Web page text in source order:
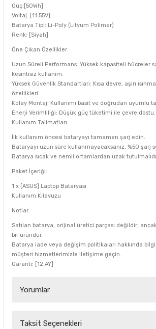
Güç:[50Wh]
Voltaj: [11.55V]
Batarya Tipi: Li-Poly (Lityum Polimer)
Renk: [Siyah]
Öne Çıkan Özellikler:
Uzun Süreli Performans: Yüksek kapasiteli hücreler
kesintisiz kullanım.
Yüksek Güvenlik Standartları: Kısa devre, aşırı
özellikleri.
Kolay Montaj: Kullanımı basit ve doğrudan uyumlu
Enerji Verimliliği: Düşük güç tüketimi ile çevre dostu.
Kullanım Talimatları:
İlk kullanım öncesi bataryayı tamamen şarj edin.
Bataryayı uzun süre kullanmayacaksanız, %50 şarj
Batarya sıcak ve nemli ortamlardan uzak
Paket İçeriği:
1 x [ASUS] Laptop Bataryası
Kullanım Kılavuzu
Notlar:
Satılan batarya, orijinal üretici parçası değildir;
bir üründür.
Batarya iade veya değişim politikaları hakkında
müşteri hizmetlerimizle iletişime geçin.
Garanti: [12 AY]
Yorumlar
Bu ürüne ilk yorumu siz yapın!
Taksit Seçenekleri